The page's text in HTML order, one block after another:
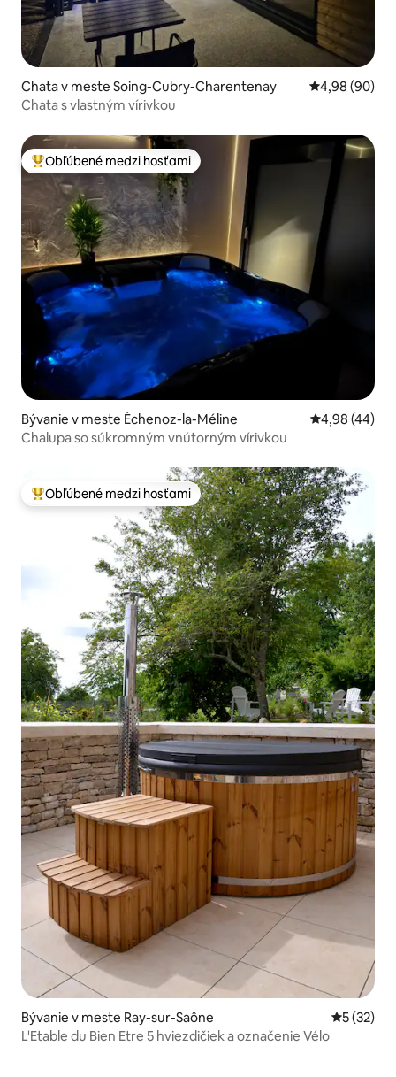
Chata v meste Soing-Cubry-Charentenay Priemerné
4,98 (90)
Chata s vlastným vírivkou
Najobľúbenejšie medzi hosťami
Obľúbené medzi hosťami
Bývanie v meste Échenoz-la-Méline Priemerné
4,98 (44)
Chalupa so súkromným vnútorným vírivkou
Najobľúbenejšie medzi hosťami
Obľúbené medzi hosťami
Bývanie v meste Ray-sur-Saône
5 (32)
L'Etable du Bien Etre 5 hviezdičiek a označenie Vélo